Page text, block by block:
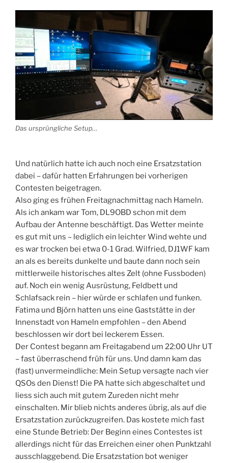
Das ursprüngliche Setup…
Und natürlich hatte ich auch noch eine Ersatzstation
dabei – dafür hatten Erfahrungen bei vorherigen
Contesten beigetragen.
Also ging es frühen Freitagnachmittag nach Hameln.
Als ich ankam war Tom, DL9OBD schon mit dem
Aufbau der Antenne beschäftigt. Das Wetter meinte
es gut mit uns – lediglich ein leichter Wind wehte und
es war trocken bei etwa 0-1 Grad. Wilfried, DJ1WF kam
an als es bereits dunkelte und baute dann noch sein
mittlerweile historisches altes Zelt (ohne Fussboden)
auf. Noch ein wenig Ausrüstung, Feldbett und
Schlafsack rein – hier würde er schlafen und funken.
Fatima und Björn hatten uns eine Gaststätte in der
Innenstadt von Hameln empfohlen – den Abend
beschlossen wir dort bei leckerem Essen.
Der Contest begann am Freitagabend um 22:00 Uhr UT
– fast überraschend früh für uns. Und damn kam das
(fast) unvermeindliche: Mein Setup versagte nach vier
QSOs den Dienst! Die PA hatte sich abgeschaltet und
liess sich auch mit gutem Zureden nicht mehr
einschalten. Mir blieb nichts anderes übrig, als auf die
Ersatzstation zurückzugreifen. Das kostete mich fast
eine Stunde Betrieb: Der Beginn eines Contestes ist
allerdings nicht für das Erreichen einer ohen Punktzahl
ausschlaggebend. Die Ersatzstation bot weniger